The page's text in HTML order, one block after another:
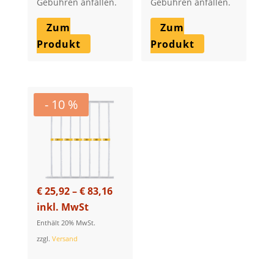
Gebühren anfallen.
Zum
Produkt
Gebühren anfallen.
Zum
Produkt
- 10 %
€25,92–€83,16Price
inkl. MwSt
Enthält 20% MwSt.
zzgl. Versand